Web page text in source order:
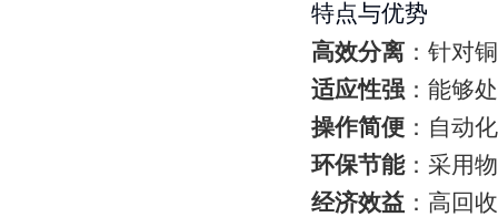
特点与优势
高效分离 ：针对
适应性强 ：能够
操作简便 ：自动
环保节能：采用
经济效益 ：高回